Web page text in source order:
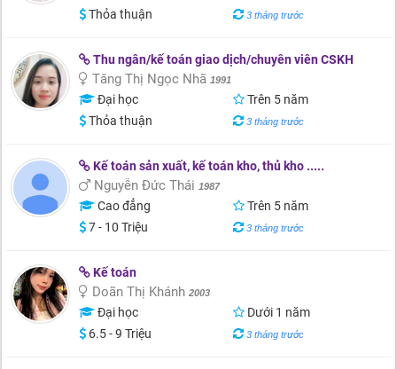
Thỏa thuận 3 tháng trước
Thu ngân/kế toán giao dịch/chuyên viên CSKH
Tăng Thị Ngọc Nhã 1991
Đại học
Trên 5 năm
Thỏa thuận
3 tháng trước
Kế toán sản xuất, kế toán kho, thủ kho .....
Nguyễn Đức Thái 1987
Cao đẳng
Trên 5 năm
7 - 10 Triệu
3 tháng trước
Kế toán
Doãn Thị Khánh 2003
Đại học
Dưới 1 năm
6.5 - 9 Triệu
3 tháng trước